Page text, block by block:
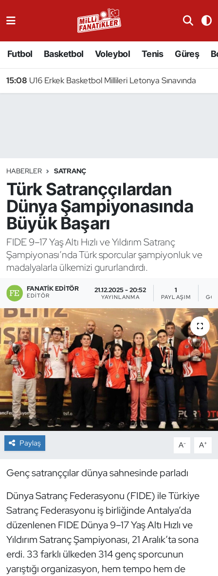
Futbol Basketbol Voleybol Tenis Güreş
15:08 U16 Erkek Basketbol Millileri Letonya Sınavında
HABERLER SATRANÇ
Türk Satranççılardan
Dünya Şampiyonasında
Büyük Başarı
FIDE 9–17 Yaş Altı Hızlı ve Yıldırım Satranç
Şampiyonası’nda Türk sporcular şampiyonluk ve
madalyalarla ülkemizi gururlandırdı.
FANATIK EDITÖR
EDITÖR
21.12.2025 - 20:52
YAYINLANMA
1
PAYLAŞIM
Paylaş A- A+
Genç satranççılar dünya sahnesinde parladı
Dünya Satranç Federasyonu (FIDE) ile Türkiye
Satranç Federasyonu iş birliğinde Antalya’da
düzenlenen FIDE Dünya 9–17 Yaş Altı Hızlı ve
Yıldırım Satranç Şampiyonası, 21 Aralık’ta sona
erdi. 33 farklı ülkeden 314 genç sporcunun
yarıştığı organizasyon, hem tempo hem de
Badminton
Binicilik
Bisiklet
Bocce Bowling Dart
Boks
Briç
Buz Hokeyi
Buz Pateni
Çim Hokeyi
Cimnastik
Curling
Dağcılık
E-Spor
Eskrim
Futbol